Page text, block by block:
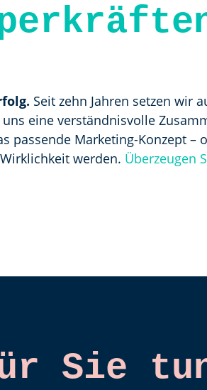
Seit zehn Jahren setzen wir
eine verständnisvolle
Marketing-Konzept –
werden. Überzeugen
Sie